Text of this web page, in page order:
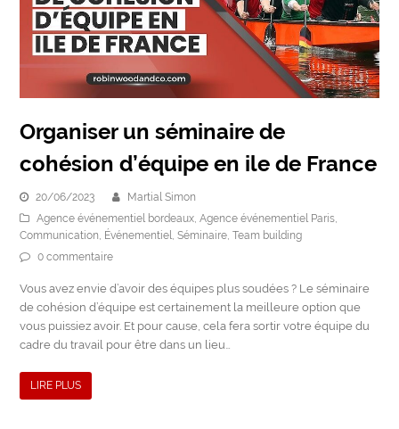
Organiser un séminaire de
cohésion d’équipe en ile de France
20/06/2023
Martial Simon
Agence événementiel bordeaux,Agence événementiel Paris,
Communication, Événementiel,Séminaire,Team building
0 commentaire
Vous avez envie d’avoir des équipes plus soudées ? Le séminaire
de cohésion d’équipe est certainement la meilleure option que
vous puissiez avoir. Et pour cause, cela fera sortir votre équipe du
cadre du travail pour être dans un lieu…
LIRE PLUS